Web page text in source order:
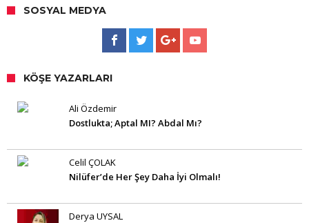
SOSYAL MEDYA
KÖŞE YAZARLARI
Ali Özdemir
Dostlukta; Aptal MI? Abdal Mı?
Celil ÇOLAK
Nilüfer’de Her Şey Daha İyi Olmalı!
Derya UYSAL